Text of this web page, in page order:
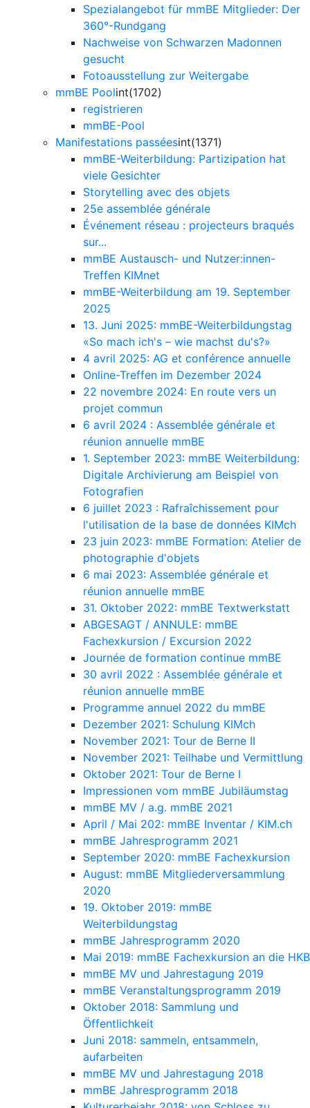
Spezialangebot für mmBE Mitglieder: Der
360°-Rundgang
Nachweise von Schwarzen Madonnen
gesucht
Fotoausstellung zur Weitergabe
mmBE Poolint(1702)
registrieren
mmBE-Pool
Manifestations passéesint(1371)
mmBE-Weiterbildung: Partizipation hat
viele Gesichter
Storytelling avec des objets
25e assemblée générale
Événement réseau : projecteurs braqués
sur...
mmBE Austausch- und Nutzer:innen-
Treffen KIMnet
mmBE-Weiterbildung am 19. September
2025
13. Juni 2025: mmBE-Weiterbildungstag
«So mach ich's – wie machst du's?»
4 avril 2025: AG et conférence annuelle
Online-Treffen im Dezember 2024
22 novembre 2024: En route vers un
projet commun
6 avril 2024 : Assemblée générale et
réunion annuelle mmBE
1. September 2023: mmBE Weiterbildung:
Digitale Archivierung am Beispiel von
Fotografien
6 juillet 2023 : Rafraîchissement pour
l'utilisation de la base de données KIMch
23 juin 2023: mmBE Formation: Atelier de
photographie d'objets
6 mai 2023: Assemblée générale et
réunion annuelle mmBE
31. Oktober 2022: mmBE Textwerkstatt
ABGESAGT / ANNULE: mmBE
Fachexkursion / Excursion 2022
Journée de formation continue mmBE
30 avril 2022 : Assemblée générale et
réunion annuelle mmBE
Programme annuel 2022 du mmBE
Dezember 2021: Schulung KIMch
November 2021: Tour de Berne II
November 2021: Teilhabe und Vermittlung
Oktober 2021: Tour de Berne I
Impressionen vom mmBE Jubiläumstag
mmBE MV / a.g. mmBE 2021
April / Mai 202: mmBE Inventar / KIM.ch
mmBE Jahresprogramm 2021
September 2020: mmBE Fachexkursion
August: mmBE Mitgliederversammlung
2020
19. Oktober 2019: mmBE
Weiterbildungstag
mmBE Jahresprogramm 2020
Mai 2019: mmBE Fachexkursion an die HKB
mmBE MV und Jahrestagung 2019
mmBE Veranstaltungsprogramm 2019
Oktober 2018: Sammlung und
Öffentlichkeit
Juni 2018: sammeln, entsammeln,
aufarbeiten
mmBE MV und Jahrestagung 2018
mmBE Jahresprogramm 2018